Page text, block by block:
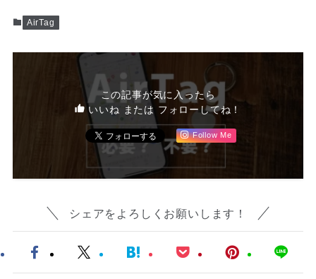
AirTag
この記事が気に入ったら
いいね または フォローしてね！
Follow Me
シェアをよろしくお願いします！